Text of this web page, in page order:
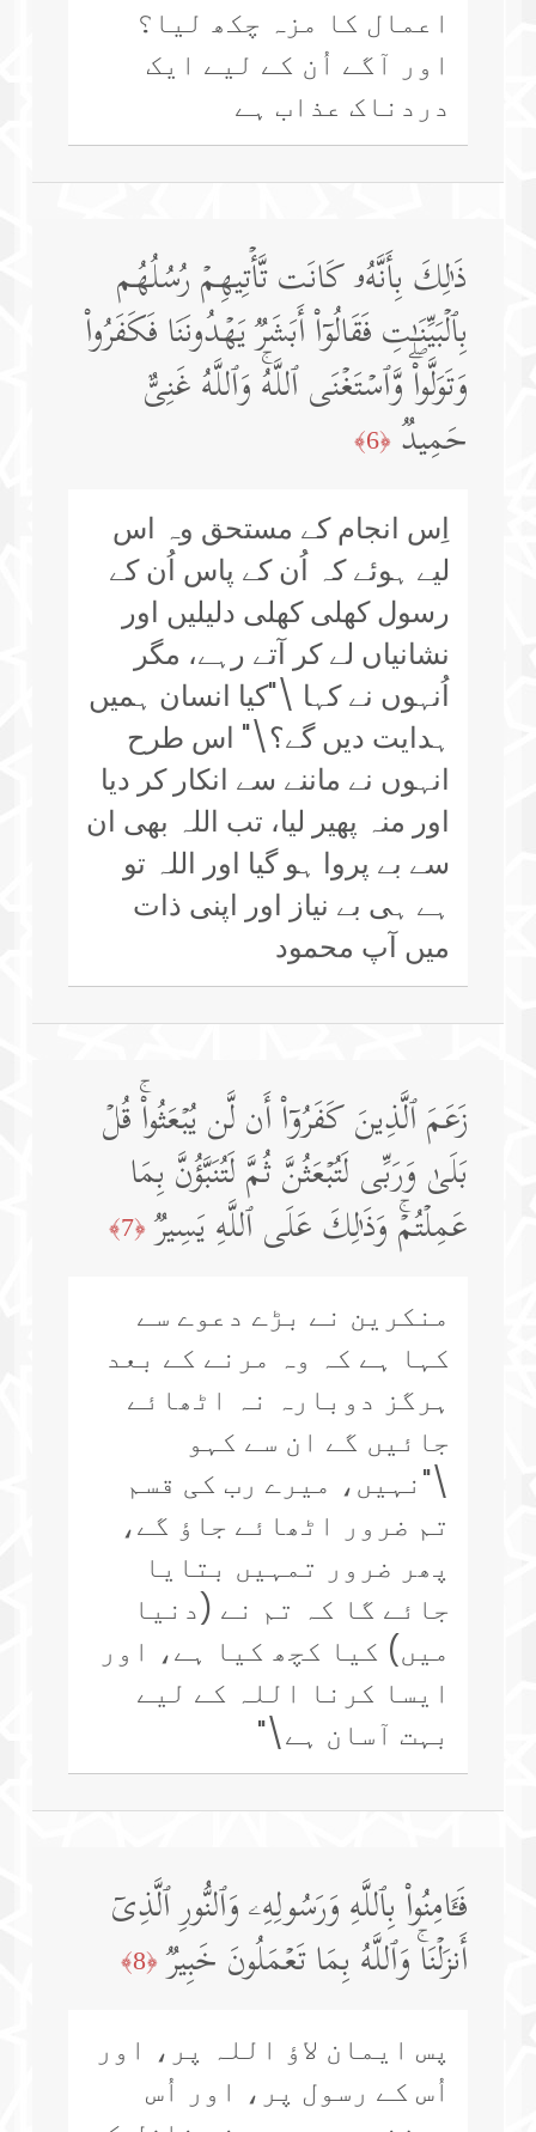
اعمال کا مزہ چکھ لیا؟
اور آگے اُن کے لیے ایک
دردناک عذاب ہے
ذَ ٰ⁠لِكَ بِأَنَّهُۥ كَانَت تَّأۡتِیهِمۡ رُسُلُهُم
بِٱلۡبَیِّنَـٰتِ فَقَالُوۤا۟ أَبَشَرࣱ یَهۡدُونَنَا فَكَفَرُوا۟
وَتَوَلَّوا۟ۖ وَّٱسۡتَغۡنَى ٱللَّهُۚ وَٱللَّهُ غَنِیٌّ
حَمِیدࣱ ﴿6﴾
اِس انجام کے مستحق وہ اس
لیے ہوئے کہ اُن کے پاس اُن کے
رسول کھلی کھلی دلیلیں اور
نشانیاں لے کر آتے رہے، مگر
اُنہوں نے کہا \"کیا انسان ہمیں
ہدایت دیں گے؟\" اس طرح
انہوں نے ماننے سے انکار کر دیا
اور منہ پھیر لیا، تب اللہ بھی ان
سے بے پروا ہو گیا اور اللہ تو
ہے ہی بے نیاز اور اپنی ذات
میں آپ محمود
زَعَمَ ٱلَّذِینَ كَفَرُوۤا۟ أَن لَّن یُبۡعَثُوا۟ۚ قُلۡ
بَلَىٰ وَرَبِّی لَتُبۡعَثُنَّ ثُمَّ لَتُنَبَّؤُنَّ بِمَا
عَمِلۡتُمۡۚ وَذَ ٰ⁠لِكَ عَلَى ٱللَّهِ یَسِیرࣱ ﴿7﴾
منکرین نے بڑے دعوے سے
کہا ہے کہ وہ مرنے کے بعد
ہرگز دوبارہ نہ اٹھائے
جائیں گے ان سے کہو
\"نہیں، میرے رب کی قسم
تم ضرور اٹھائے جاؤ گے،
پھر ضرور تمہیں بتایا
جائے گا کہ تم نے (دنیا
میں) کیا کچھ کیا ہے، اور
ایسا کرنا اللہ کے لیے
بہت آسان ہے\"
فَـَٔامِنُوا۟ بِٱللَّهِ وَرَسُولِهِۦ وَٱلنُّورِ ٱلَّذِیۤ
أَنزَلۡنَاۚ وَٱللَّهُ بِمَا تَعۡمَلُونَ خَبِیرࣱ ﴿8﴾
پس ایمان لاؤ اللہ پر، اور
اُس کے رسول پر، اور اُس